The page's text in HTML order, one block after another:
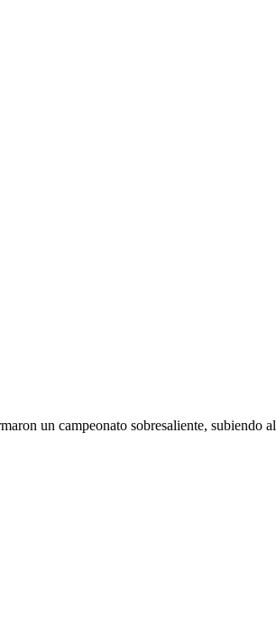
un campeonato sobresaliente, subiendo